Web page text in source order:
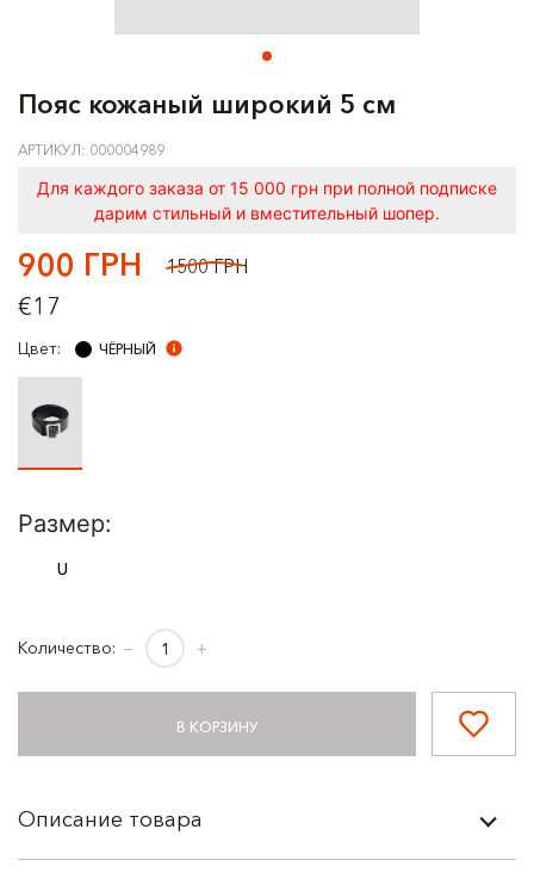
Пояс кожаный широкий 5 см
АРТИКУЛ: 000004989
Для каждого заказа от 15 000 грн при полной подписке
дарим стильный и вместительный шопер.
900 ГРН 1500 ГРН
€17
Цвет: ЧЁРНЫЙ
Размер:
U
Количество: − +
В КОРЗИНУ
Описание товара